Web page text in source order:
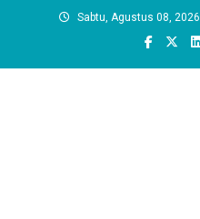
Sabtu, Agustus 08, 2026